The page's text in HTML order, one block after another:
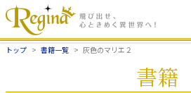
トップ 書籍一覧 灰色のマリエ２
書籍